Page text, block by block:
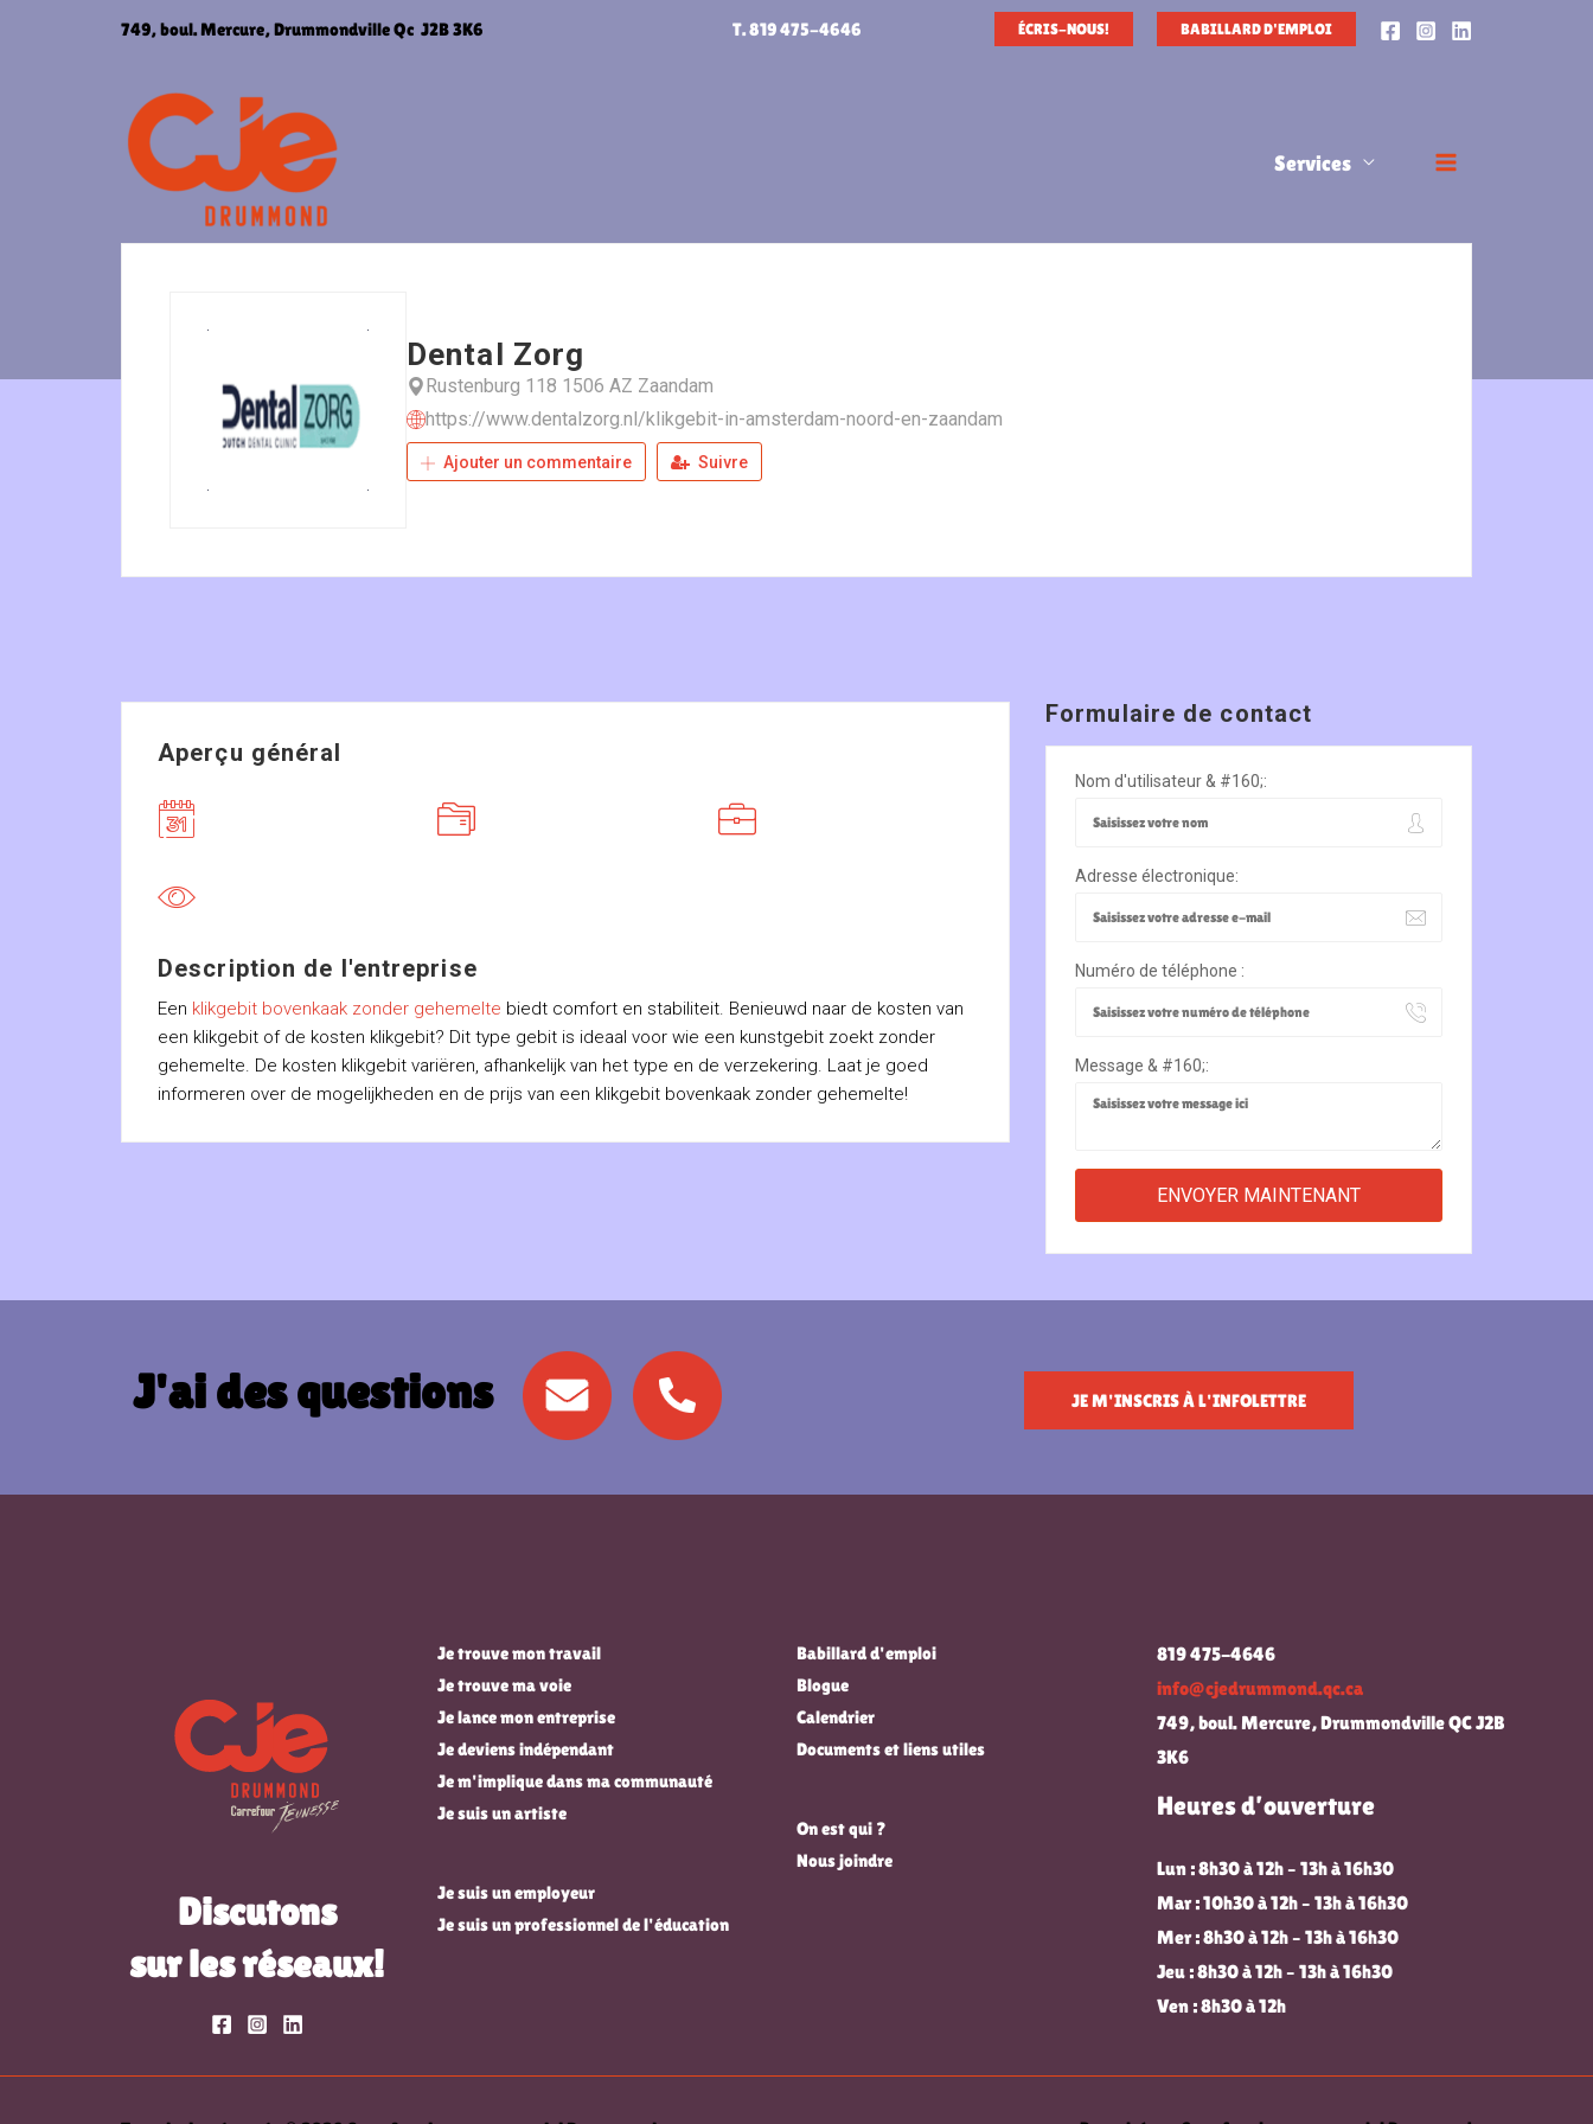
749, boul. Mercure, Drummondville Qc J2B 3K6 T. 819 475-4646 ÉCRIS-NOUS! BABILLARD D'EMPLOI
Services
Dental Zorg
Rustenburg 118 1506 AZ Zaandam
https://www.dentalzorg.nl/klikgebit-in-amsterdam-noord-en-zaandam
Ajouter un commentaire Suivre
Aperçu général
Description de l'entreprise
Een klikgebit bovenkaak zonder gehemelte biedt comfort en stabiliteit. Benieuwd naar de kosten van
een klikgebit of de kosten klikgebit? Dit type gebit is ideaal voor wie een kunstgebit zoekt zonder
gehemelte. De kosten klikgebit variëren, afhankelijk van het type en de verzekering. Laat je goed
informeren over de mogelijkheden en de prijs van een klikgebit bovenkaak zonder gehemelte!
Formulaire de contact
Nom d'utilisateur & #160;:
Adresse électronique:
Numéro de téléphone :
Message & #160;:
J'ai des questions JE M'INSCRIS À L'INFOLETTRE
Discutons
sur les réseaux!
Je trouve mon travail
Je trouve ma voie
Je lance mon entreprise
Je deviens indépendant
Je m'implique dans ma communauté
Je suis un artiste
Je suis un employeur
Je suis un professionnel de l'éducation
Babillard d'emploi
Blogue
Calendrier
Documents et liens utiles
On est qui ?
Nous joindre
819 475-4646
info@cjedrummond.qc.ca
749, boul. Mercure, Drummondville QC J2B
3K6
Heures d’ouverture
Lun : 8h30 à 12h – 13h à 16h30
Mar : 10h30 à 12h – 13h à 16h30
Mer : 8h30 à 12h – 13h à 16h30
Jeu : 8h30 à 12h – 13h à 16h30
Ven : 8h30 à 12h